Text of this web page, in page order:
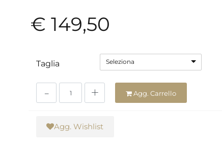
€ 149,50
Taglia Seleziona
Agg. Carrello
Agg. Wishlist